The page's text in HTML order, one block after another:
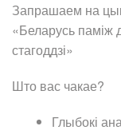
Запрашаем на
«Беларусь паміж
стагоддзі»
Што вас чакае?
Глыбокі